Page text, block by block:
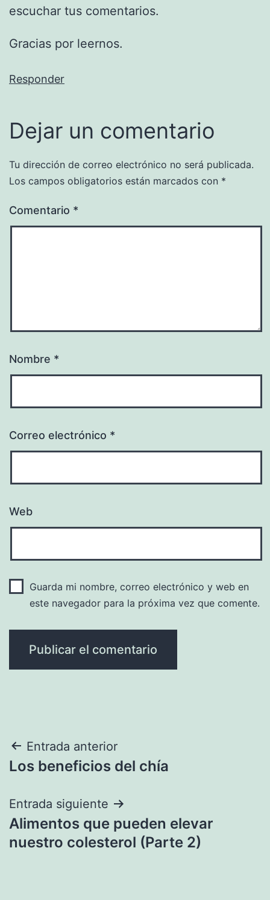
escuchar tus comentarios.
Gracias por leernos.
Responder
Dejar un comentario
Tu dirección de correo electrónico no será publicada.
Los campos obligatorios están marcados con *
Comentario *
Nombre *
Correo electrónico *
Web
Guarda mi nombre, correo electrónico y web en
este navegador para la próxima vez que comente.
Navegación
de
entradas
Entrada anterior
Los beneficios del chía
Entrada siguiente
Alimentos que pueden elevar
nuestro colesterol (Parte 2)